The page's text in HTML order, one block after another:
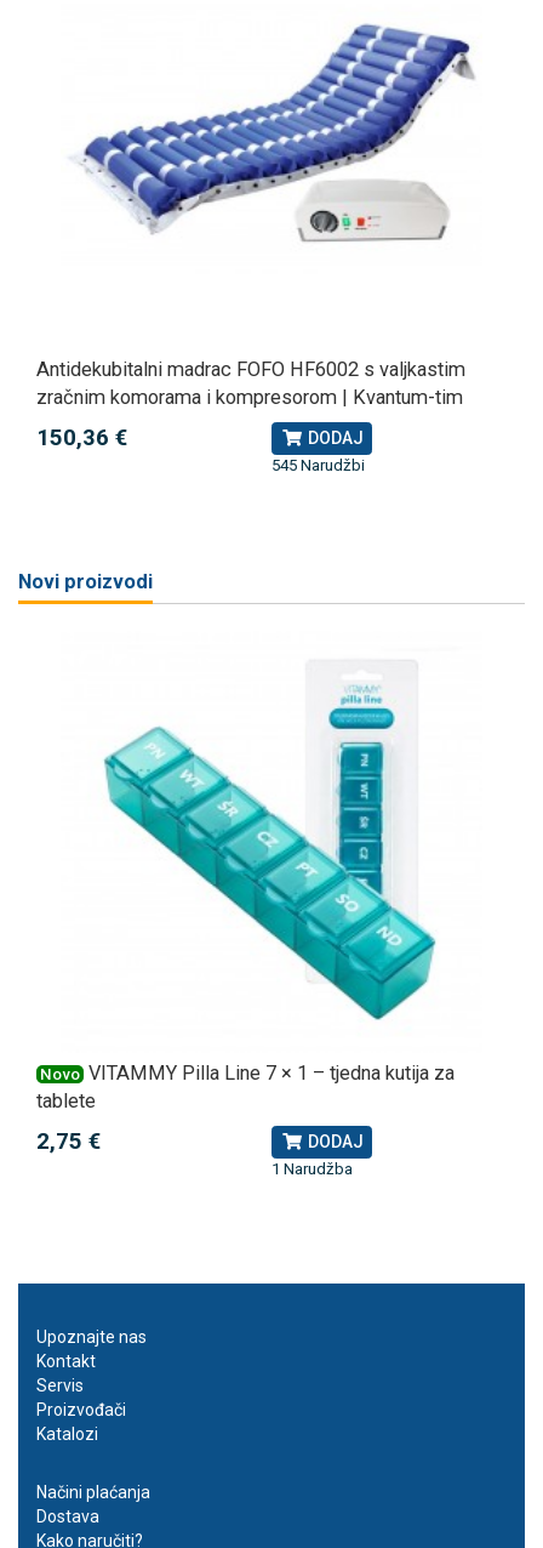
Antidekubitalni madrac FOFO HF6002 s valjkastim
zračnim komorama i kompresorom | Kvantum-tim
150,36 € DODAJ
545 Narudžbi
Novi proizvodi
Novo VITAMMY Pilla Line 7 × 1 – tjedna kutija za
tablete
2,75 € DODAJ
1 Narudžba
Upoznajte nas
Kontakt
Servis
Proizvođači
Katalozi
Načini plaćanja
Dostava
Kako naručiti?